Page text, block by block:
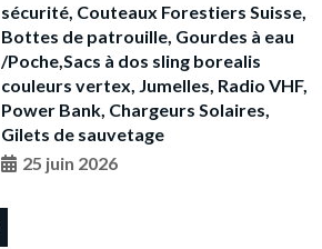
sécurité, Couteaux Forestiers Suisse,
Bottes de patrouille, Gourdes à eau
/Poche,Sacs à dos sling borealis
couleurs vertex, Jumelles, Radio VHF,
Power Bank, Chargeurs Solaires,
Gilets de sauvetage
25 juin 2026